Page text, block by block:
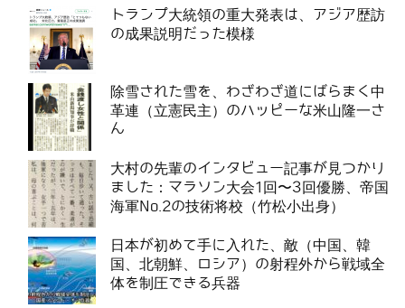
トランプ大統領の重大発表は、アジア歴訪
の成果説明だった模様
除雪された雪を、わざわざ道にばらまく中
革連（立憲民主）のハッピーな米山隆一さ
ん
大村の先輩のインタビュー記事が見つかり
ました：マラソン大会1回〜3回優勝、帝国
海軍No.2の技術将校（竹松小出身）
日本が初めて手に入れた、敵（中国、韓
国、北朝鮮、ロシア）の射程外から戦域全
体を制圧できる兵器